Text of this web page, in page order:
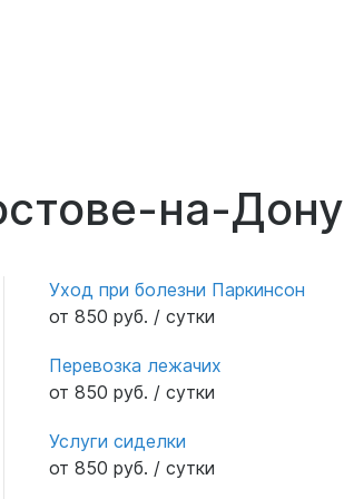
на-Дону
Уход при болезни Паркинсон
от 850 руб. / сутки
Перевозка лежачих
от 850 руб. / сутки
Услуги сиделки
от 850 руб. / сутки